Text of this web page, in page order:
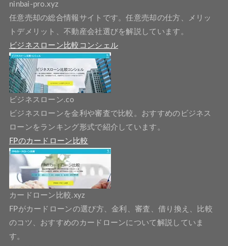
ninbai-pro.xyz
任意売却の総合情報サイトです。任意売却の仕方、メリッ
トデメリット、不動産会社選びを解説しています。
ビジネスローン比較コンシェル
ビジネスローン.co
ビジネスローンを金利や審査で比較。おすすめのビジネス
ローンをランキング形式で紹介しています。
FPのカードローン比較
カードローン比較.xyz
FPがカードローンの選び方、金利、審査、借り換え、比較
のコツ、おすすめのカードローンについて解説していま
す。